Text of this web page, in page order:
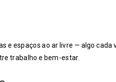
e espaços ao ar livre — algo cada
trabalho e bem-estar.